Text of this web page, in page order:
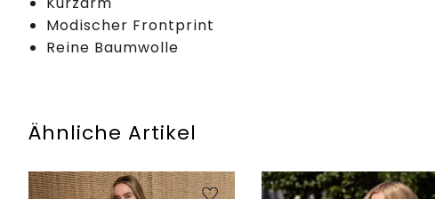
Modischer Frontprint
Reine Baumwolle
Ähnliche Artikel